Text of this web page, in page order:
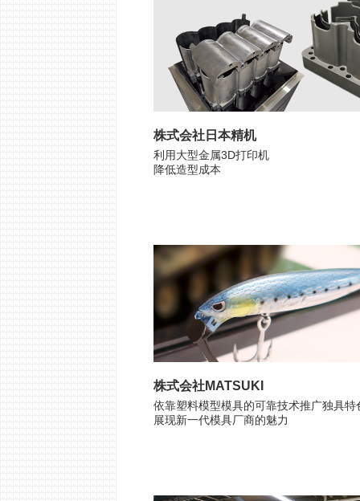
株式会社日本精机
利用大型金属3D打印机
降低造型成本
株式会社MATSUKI
依靠塑料模型模具的可靠技术推广独具特
展现新一代模具厂商的魅力